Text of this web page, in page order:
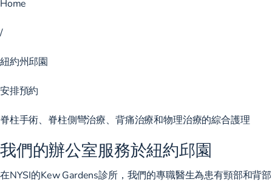
/
紐約州邱園
安排預約
脊柱手術、脊柱側彎治療、背痛治療和物理治療的綜合護理
我們的辦公室服務於紐約邱園
在NYSI的Kew Gardens診所，我們的專職醫生為患有頸部和背部